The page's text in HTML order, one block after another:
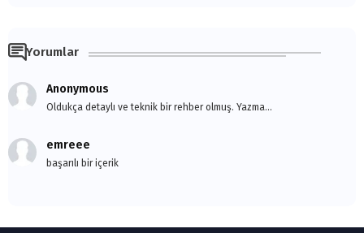
Yorumlar
Anonymous
Oldukça detaylı ve teknik bir rehber olmuş. Yazma...
emreee
başarılı bir içerik